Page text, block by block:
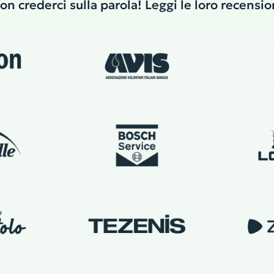
crederci sulla parola! Leggi le loro